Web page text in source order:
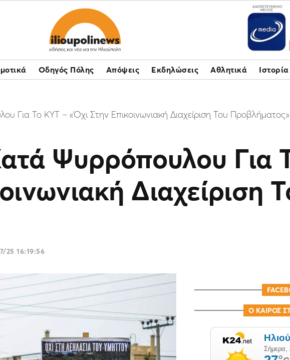
Οδηγός Πόλης Απόψεις Εκδηλώσεις Αθλητικά Ιστορία
Για Το ΚΥΤ – «Όχι Στην Επικοινωνιακή Διαχείριση Του Προβλήματος»
Ψυρρόπουλου Για
Διαχείριση
25 16:19:56
Ο ΚΑΙΡΟΣ